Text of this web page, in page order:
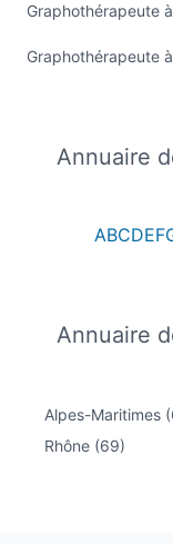
Graphothérapeute
Graphothérapeute
Annuaire
ABCDEF
Annuaire
Alpes-Maritimes
Rhône (69)